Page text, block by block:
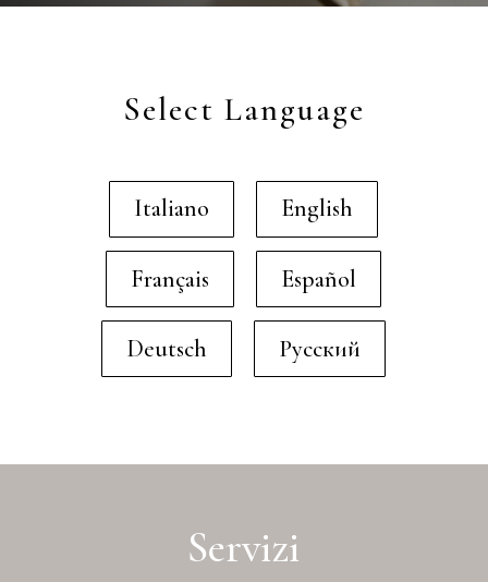
Select Language
Italiano English
Français Español
Deutsch Русский
Servizi